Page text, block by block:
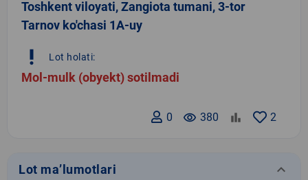
Toshkent viloyati, Zangiota tumani, 3-tor
Tarnov ko'chasi 1A-uy
priority_high Lot holati:
Mol-mulk (obyekt) sotilmadi
2
remove_red_eye 380
0
Lot ma’lumotlari keyboard_arrow_down